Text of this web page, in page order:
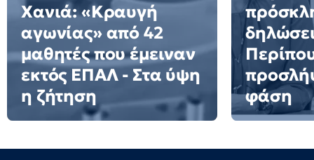
Χανιά: «Κραυγή
αγωνίας» από 42
μαθητές που έμειναν
εκτός ΕΠΑΛ - Στα ύψη
η ζήτηση
φάση